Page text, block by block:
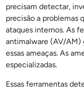
precisam detectar,
precisão a problemas
ataques internos. As
antimalware (AV/AM)
essas ameaças. As
especializadas.
Essas ferramentas